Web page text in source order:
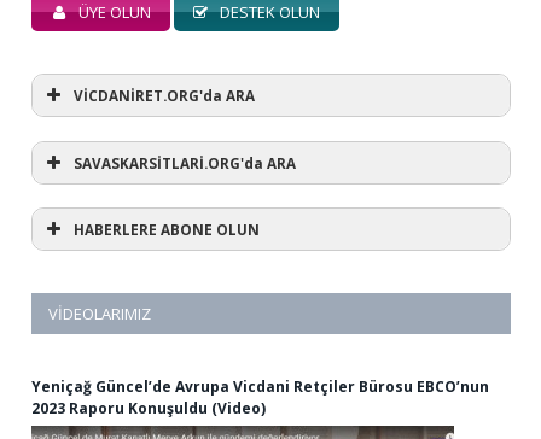
ÜYE OLUN DESTEK OLUN
VİCDANİRET.ORG'da ARA
SAVASKARSİTLARİ.ORG'da ARA
HABERLERE ABONE OLUN
VIDEOLARIMIZ
Yeniçağ Güncel’de Avrupa Vicdani Retçiler Bürosu EBCO’nun
2023 Raporu Konuşuldu (Video)